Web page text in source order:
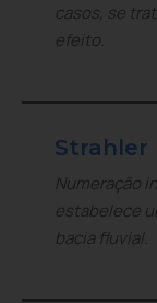
casos, se
efeito.
Strahler
Numeração
estabelece
bacia fluvial.